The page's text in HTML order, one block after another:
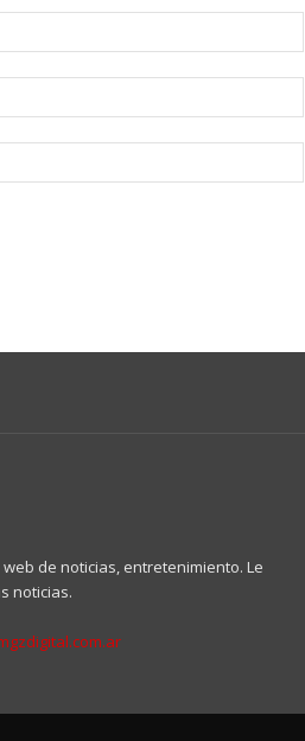
de noticias, entretenimiento. Le
noticias.